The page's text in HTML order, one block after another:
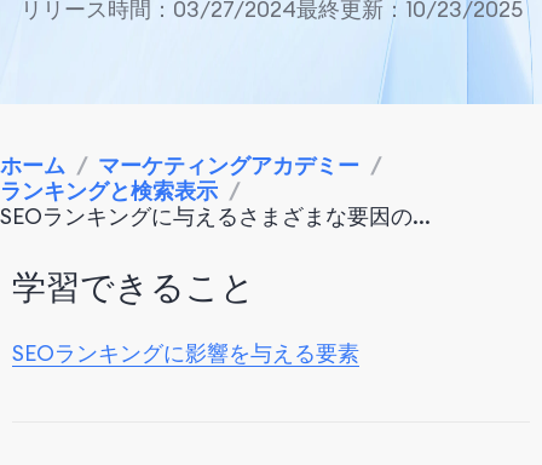
リリース時間：03/27/2024最終更新：10/23/2025
ホーム / マーケティングアカデミー /
ランキングと検索表示 /
SEOランキングに与えるさまざまな要因の...
学習できること
SEOランキングに影響を与える要素